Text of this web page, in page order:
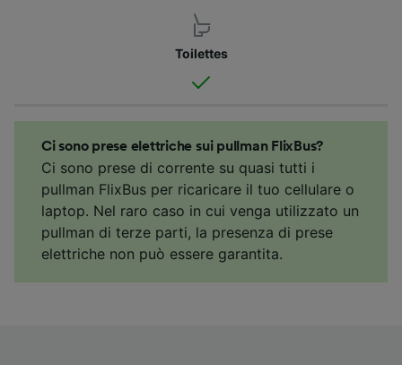
Toilettes
Ci sono prese elettriche sui pullman FlixBus?
Ci sono prese di corrente su quasi tutti i
pullman FlixBus per ricaricare il tuo cellulare o
laptop. Nel raro caso in cui venga utilizzato un
pullman di terze parti, la presenza di prese
elettriche non può essere garantita.